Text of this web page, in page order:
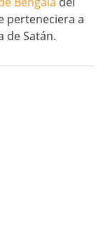
perteneciera a
de Satán.